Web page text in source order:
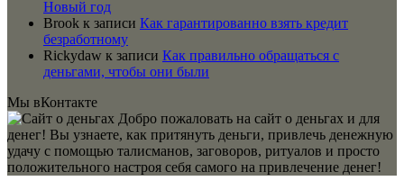
Новый год
Brook к записи Как гарантированно взять кредит
безработному
Rickydaw к записи Как правильно обращаться с
деньгами, чтобы они были
Мы вКонтакте
Добро пожаловать на сайт о деньгах и для
денег! Вы узнаете, как притянуть деньги, привлечь денежную
удачу с помощью талисманов, заговоров, ритуалов и просто
положительного настроя себя самого на привлечение денег!